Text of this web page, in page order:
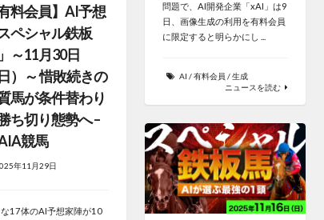
問題で、AI開発企業「xAI」は9
日、画像生成の利用を有料会員
に限定すると明らかにし ...
AI /有料会員 /生成
ニュースを読む
有料会員】AI予想
スペシャル鉄板
～11月30日
日）～ 惜敗続きの
馬が条件替わり
ち切り態勢へ –
競馬
年11月29日
17体のAI予想家陣が10